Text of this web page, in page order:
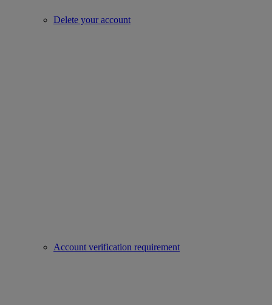
Delete your account
Account verification requirement